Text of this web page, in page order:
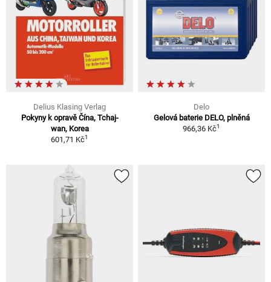
Delius Klasing Verlag
Pokyny k opravě Čína, Tchaj-
wan, Korea
601,71 Kč1
Delo
Gelová baterie DELO, plněná
966,36 Kč1